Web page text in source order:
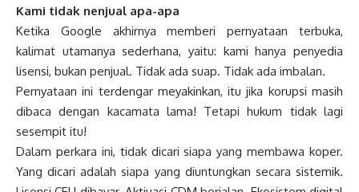
Kami tidak nenjual apa-apa
Ketika Google akhirnya memberi pernyataan terbuka,
kalimat utamanya sederhana, yaitu: kami hanya penyedia
lisensi, bukan penjual. Tidak ada suap. Tidak ada imbalan.
Pernyataan ini terdengar meyakinkan, itu jika korupsi masih
dibaca dengan kacamata lama! Tetapi hukum tidak lagi
sesempit itu!
Dalam perkara ini, tidak dicari siapa yang membawa koper.
Yang dicari adalah siapa yang diuntungkan secara sistemik.